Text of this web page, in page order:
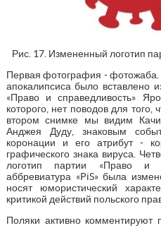
Рис. 17. Измененный логотип
Первая фотография -
апокалипсиса было вставлено
«Право и справедливость»
которого, нет поводов для
втором снимке мы видим
Анджея Дуду, знаковым
коронации и его атрибут -
графического знака вируса.
логотип партии «Право и
аббревиатура «PiS» была
носят юмористический
критикой действий польского
Поляки активно